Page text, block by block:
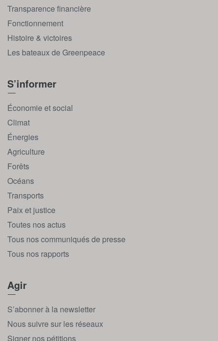
Transparence financière
Fonctionnement
Histoire & victoires
Les bateaux de Greenpeace
S’informer
Économie et social
Climat
Énergies
Agriculture
Forêts
Océans
Transports
Paix et justice
Toutes nos actus
Tous nos communiqués de presse
Tous nos rapports
Agir
S’abonner à la newsletter
Nous suivre sur les réseaux
Signer nos pétitions